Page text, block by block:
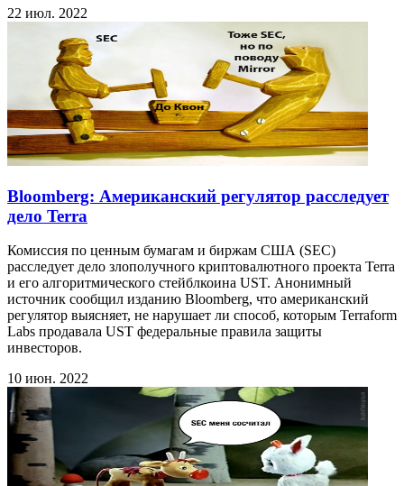
22 июл. 2022
Bloomberg: Американский регулятор расследует
дело Terra
Комиссия по ценным бумагам и биржам США (SEC)
расследует дело злополучного криптовалютного проекта Terra
и его алгоритмического стейблкоина UST. Анонимный
источник сообщил изданию Bloomberg, что американский
регулятор выясняет, не нарушает ли способ, которым Terraform
Labs продавала UST федеральные правила защиты
инвесторов.
10 июн. 2022